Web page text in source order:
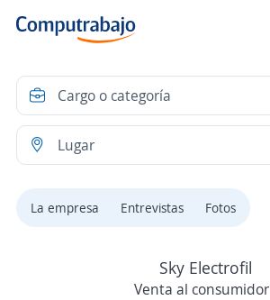
La empresa Entrevistas Fotos
Sky Electrofil
Venta al consumidor